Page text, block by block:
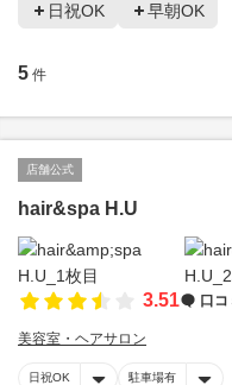
日祝OK 早朝OK
5 件
店舗公式
hair&spa H.U
3.51 口コ
美容室・ヘアサロン
日祝OK 駐車場有